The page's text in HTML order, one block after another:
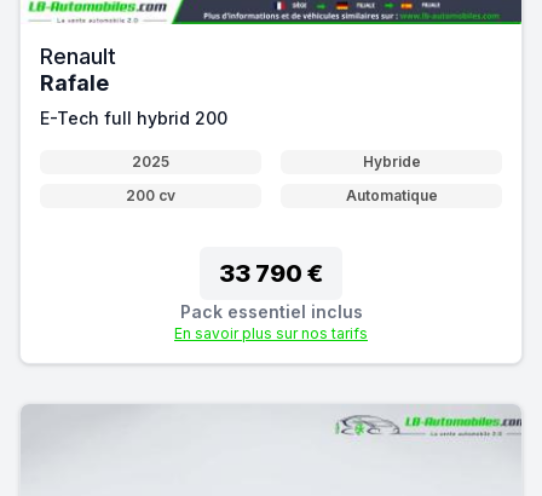
Renault
Rafale
E-Tech full hybrid 200
2025
Hybride
200 cv
Automatique
33 790 €
Pack essentiel inclus
En savoir plus sur nos tarifs